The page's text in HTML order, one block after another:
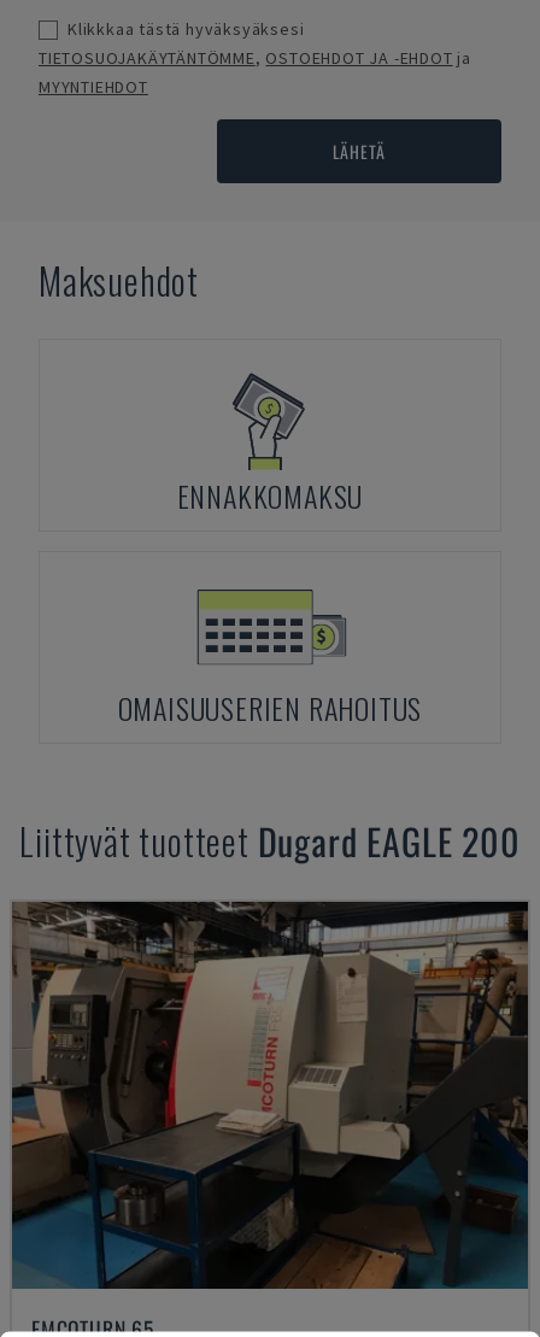
Klikkkaa tästä hyväksyäksesi
TIETOSUOJAKÄYTÄNTÖMME, OSTOEHDOT JA -EHDOT ja
MYYNTIEHDOT
LÄHETÄ
Maksuehdot
ENNAKKOMAKSU
OMAISUUSERIEN RAHOITUS
Liittyvät tuotteet Dugard EAGLE 200
EMCOTURN 65